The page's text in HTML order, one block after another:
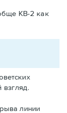
КВ-2 как
линии